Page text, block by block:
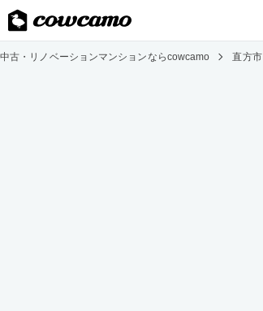
中古・リノベーションマンションならcowcamo 直方市